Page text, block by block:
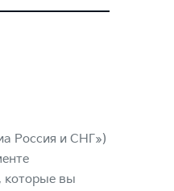
Россия и СНГ»)
которые вы